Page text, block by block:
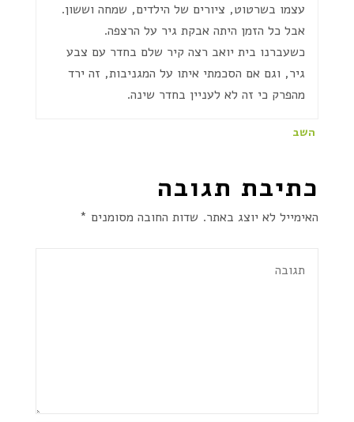
עצמו בשרטוט, ציורים של הילדים, שמחה וששון.
אבל כל הזמן היתה אבקת גיר על הרצפה.
כשעברנו בית יואב רצה קיר שלם בחדר עם צבע
גיר, וגם אם הסכמתי איתו על המגניבות, זה ירד
מהפרק כי זה לא לעניין בחדר שינה.
השב
כתיבת תגובה
האימייל לא יוצג באתר. שדות החובה מסומנים *